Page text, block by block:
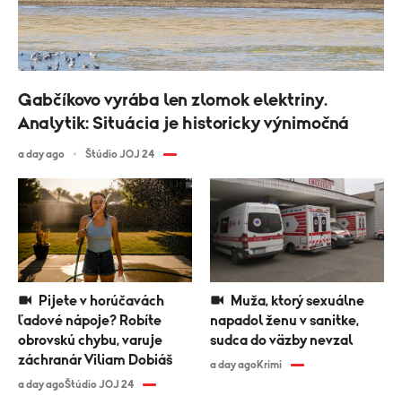
Gabčíkovo vyrába len zlomok elektriny.
Analytik: Situácia je historicky výnimočná
a day ago Štúdio JOJ 24
ľadové nápoje? Robíte
obrovskú chybu, varuje
záchranár Viliam Dobiáš
a day agoŠtúdio JOJ 24
napadol ženu v sanitke,
sudca do väzby nevzal
a day agoKrimi